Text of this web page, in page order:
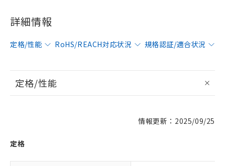
詳細情報
定格/性能 RoHS/REACH対応状況 規格認証/適合状況
定格/性能
情報更新：2025/09/25
定格